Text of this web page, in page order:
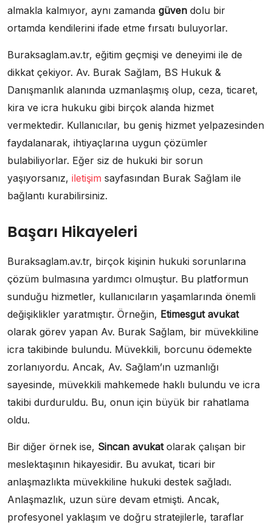
almakla kalmıyor, aynı zamanda güven dolu bir
ortamda kendilerini ifade etme fırsatı buluyorlar.
Buraksaglam.av.tr, eğitim geçmişi ve deneyimi ile de
dikkat çekiyor. Av. Burak Sağlam, BS Hukuk &
Danışmanlık alanında uzmanlaşmış olup, ceza, ticaret,
kira ve icra hukuku gibi birçok alanda hizmet
vermektedir. Kullanıcılar, bu geniş hizmet yelpazesinden
faydalanarak, ihtiyaçlarına uygun çözümler
bulabiliyorlar. Eğer siz de hukuki bir sorun
yaşıyorsanız, iletişim sayfasından Burak Sağlam ile
bağlantı kurabilirsiniz.
Başarı Hikayeleri
Buraksaglam.av.tr, birçok kişinin hukuki sorunlarına
çözüm bulmasına yardımcı olmuştur. Bu platformun
sunduğu hizmetler, kullanıcıların yaşamlarında önemli
değişiklikler yaratmıştır. Örneğin, Etimesgut avukat
olarak görev yapan Av. Burak Sağlam, bir müvekkiline
icra takibinde bulundu. Müvekkili, borcunu ödemekte
zorlanıyordu. Ancak, Av. Sağlam’ın uzmanlığı
sayesinde, müvekkili mahkemede haklı bulundu ve icra
takibi durduruldu. Bu, onun için büyük bir rahatlama
oldu.
Bir diğer örnek ise, Sincan avukatolarak çalışan bir
meslektaşının hikayesidir. Bu avukat, ticari bir
anlaşmazlıkta müvekkiline hukuki destek sağladı.
Anlaşmazlık, uzun süre devam etmişti. Ancak,
profesyonel yaklaşım ve doğru stratejilerle, taraflar